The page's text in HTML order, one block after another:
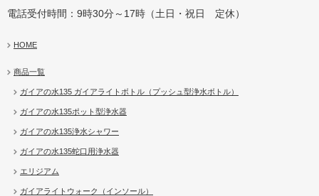
電話受付時間：9時30分～17時（土日・祝日 定休）
HOME
商品一覧
ガイアの水135 ガイアライトボトル（プッシュ型浄水ボトル）
ガイアの水135ポット型浄水器
ガイアの水135浄水シャワー
ガイアの水135蛇口用浄水器
エリジアム
ガイアライトウォーク（インソール）